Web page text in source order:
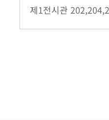
제1전시관